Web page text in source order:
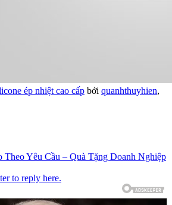
ép nhiệt cao cấp bởi quanhthuyhien,
Theo Yêu Cầu – Quà Tặng Doanh Nghiệp
to reply here.